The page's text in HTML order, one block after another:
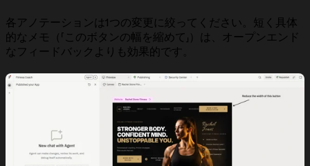
各アノテーションは1つの変更に絞ってください。短く具体
的なメモ（「このボタンの幅を縮めて」）は、オープンエンド
なフィードバックよりも効果的です。